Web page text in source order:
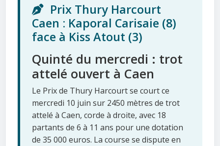
Prix Thury Harcourt
Caen : Kaporal Carisaie (8)
face à Kiss Atout (3)
Quinté du mercredi : trot
attelé ouvert à Caen
Le Prix de Thury Harcourt se court ce
mercredi 10 juin sur 2450 mètres de trot
attelé à Caen, corde à droite, avec 18
partants de 6 à 11 ans pour une dotation
de 35 000 euros. La course se dispute en